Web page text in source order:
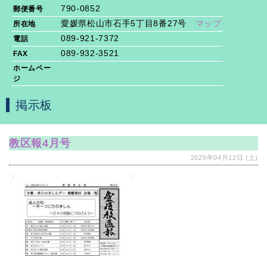
郵便番号 790-0852
所在地 愛媛県松山市石手5丁目8番27号 マップ
電話 089-921-7372
FAX 089-932-3521
ホームペー
ジ
掲示板
教区報4月号
2025年04月12日 (土)